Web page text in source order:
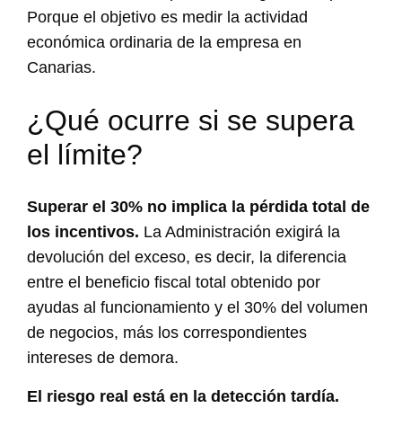
Porque el objetivo es medir la actividad
económica ordinaria de la empresa en
Canarias.
¿Qué ocurre si se supera
el límite?
Superar el 30% no implica la pérdida total de
los incentivos. La Administración exigirá la
devolución del exceso, es decir, la diferencia
entre el beneficio fiscal total obtenido por
ayudas al funcionamiento y el 30% del volumen
de negocios, más los correspondientes
intereses de demora.
El riesgo real está en la detección tardía.